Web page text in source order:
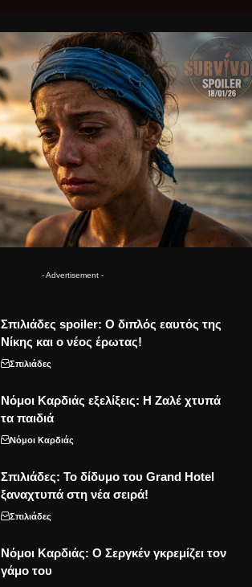
- Advertisement -
Σπιλιάδες spoiler: Ο διπλός εαυτός της
Νίκης και ο νέος έρωτας!
Σπιλιάδες
Νόμοι Καρδιάς εξελίξεις: Η Ζαλέ χτυπά
τα παιδιά
Νόμοι Καρδιάς
Σπιλιάδες: Το δίδυμο του Grand Hotel
ξαναχτυπά στη νέα σειρά!
Σπιλιάδες
Νόμοι Καρδιάς: Ο Σεργκέν γκρεμίζει τον
γάμο του